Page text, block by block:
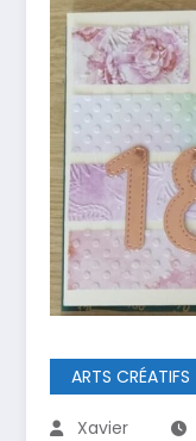
ARTS CRÉATIFS
Xavier